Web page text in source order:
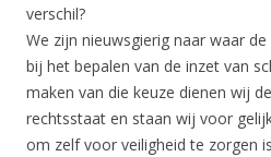
verschil?
We zijn nieuwsgierig naar waar
bij het bepalen van de inzet van
maken van die keuze dienen wij
rechtsstaat en staan wij voor
om zelf voor veiligheid te zorgen